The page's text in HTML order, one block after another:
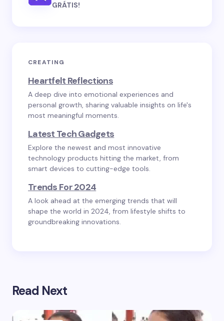
GRÁTIS!
CREATING
Heartfelt Reflections
A deep dive into emotional experiences and
personal growth, sharing valuable insights on life's
most meaningful moments.
Latest Tech Gadgets
Explore the newest and most innovative
technology products hitting the market, from
smart devices to cutting-edge tools.
Trends For 2024
A look ahead at the emerging trends that will
shape the world in 2024, from lifestyle shifts to
groundbreaking innovations.
Read Next